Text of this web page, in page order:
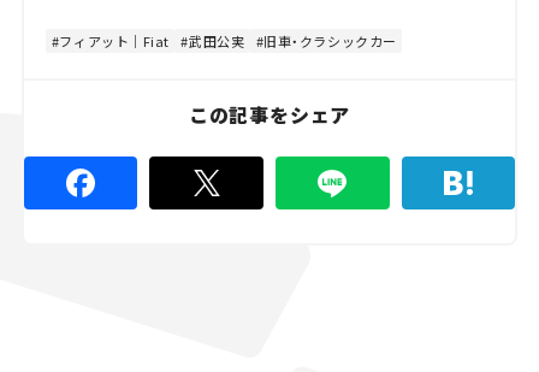
8
%
フィアット｜Fiat 武田公実 旧車・クラシックカー
この記事をシェア